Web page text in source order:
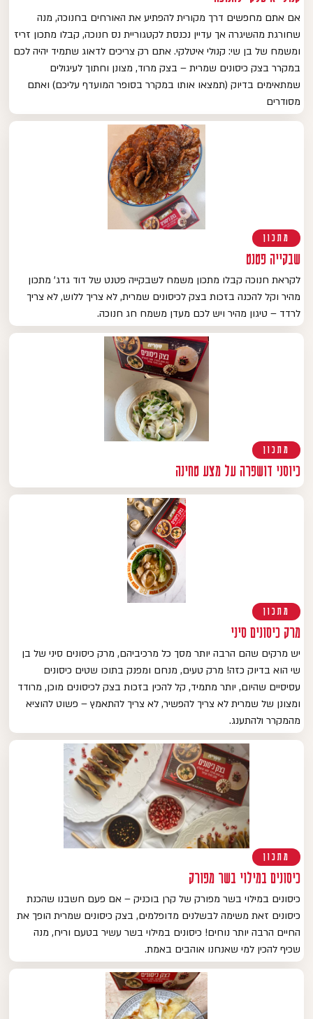
אם אתם מחפשים דרך מקורית להפתיע את האורחים בחנוכה, מנה
שחורגת מהשיגרה אך עדיין נכנסת לקטגוריית נס חנוכה, קבלו מתכון זריז
ומשמח של בן שי: קנולי איטלקי. אתם רק צריכים לדאוג שתמיד יהיה לכם
במקרר בצק כיסונים שמרית – בצק מרוד, מצונן וחתוך לעיגולים
שמתאימים בדיוק (תמצאו אותו במקרר בסופר המועדף עליכם) ואתם
מסודרים
מתכון
שבקייה פטנט
לקראת חנוכה קבלו מתכון משמח לשבקייה פטנט של דוד גדג' מתכון
מהיר וקל להכנה בזכות בצק לכיסונים שמרית, לא צריך ללוש, לא צריך
לרדד – טיגון מהיר ויש לכם מעדן משמח חג חנוכה.
מתכון
כיוסני דושפרה על מצע טחינה
מתכון
מרק כיסונים סיני
יש מרקים שהם הרבה יותר מסך כל מרכיביהם, מרק כיסונים סיני של בן
שי הוא בדיוק כזה! מרק טעים, מנחם ומפנק בתוכו שטים כיסונים
עסיסיים שהיום, יותר מתמיד, קל להכין בזכות בצק לכיסונים מוכן, מרודד
ומצונן של שמרית לא צריך להפשיר, לא צריך להתאמץ – פשוט להוציא
מהמקרר ולהתענג.
מתכון
כיסונים במילוי בשר מפורק
כיסונים במילוי בשר מפורק של קרן בוכניק – אם פעם חשבנו שהכנת
כיסונים זאת משימה לבשלנים מדופלמים, בצק כיסונים שמרית הופך את
החיים הרבה יותר נוחים! כיסונים במילוי בשר עשיר בטעם וריח, מנה
שכיף להכין למי שאנחנו אוהבים באמת.